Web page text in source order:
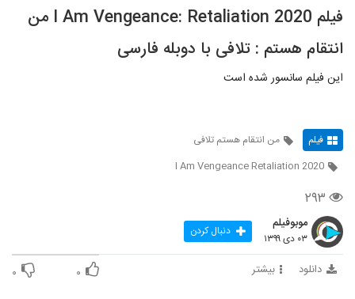
فیلم I Am Vengeance: Retaliation 2020 من
انتقام هستم : تلافی با دوبله فارسی
این فیلم سانسور شده است
فیلم
من انتقام هستم تلافی
I Am Vengeance Retaliation 2020
۲۹۳
موبوفیلم
۰۳ دی ۱۳۹۹ دنبال کردن
دانلود بیشتر ۰ ۰